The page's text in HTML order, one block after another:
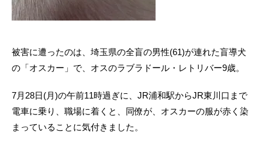
被害に遭ったのは、埼玉県の全盲の男性(61)が連れた盲導犬
の「オスカー」で、オスのラブラドール・レトリバー9歳。
7月28日(月)の午前11時過ぎに、JR浦和駅からJR東川口まで
電車に乗り、職場に着くと、同僚が、オスカーの服が赤く染
まっていることに気付きました。